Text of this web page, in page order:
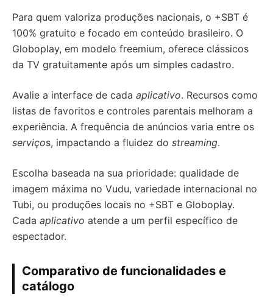
Para quem valoriza produções nacionais, o +SBT é
100% gratuito e focado em conteúdo brasileiro. O
Globoplay, em modelo freemium, oferece clássicos
da TV gratuitamente após um simples cadastro.
Avalie a interface de cada aplicativo. Recursos como
listas de favoritos e controles parentais melhoram a
experiência. A frequência de anúncios varia entre os
serviços, impactando a fluidez do streaming.
Escolha baseada na sua prioridade: qualidade de
imagem máxima no Vudu, variedade internacional no
Tubi, ou produções locais no +SBT e Globoplay.
Cada aplicativo atende a um perfil específico de
espectador.
Comparativo de funcionalidades e
catálogo